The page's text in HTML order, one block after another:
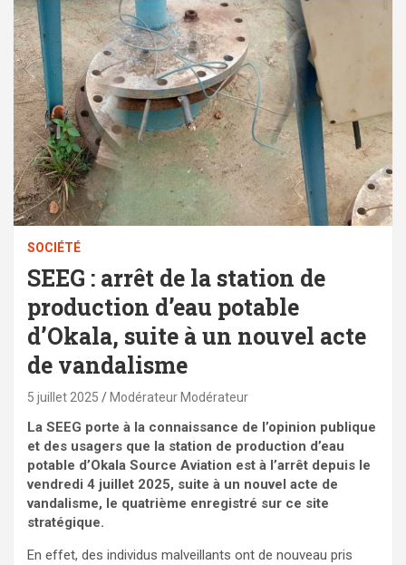
SOCIÉTÉ
SEEG : arrêt de la station de
production d’eau potable
d’Okala, suite à un nouvel acte
de vandalisme
5 juillet 2025 Modérateur Modérateur
La SEEG porte à la connaissance de l’opinion publique
et des usagers que la station de production d’eau
potable d’Okala Source Aviation est à l’arrêt depuis le
vendredi 4 juillet 2025, suite à un nouvel acte de
vandalisme, le quatrième enregistré sur ce site
stratégique.
En effet, des individus malveillants ont de nouveau pris